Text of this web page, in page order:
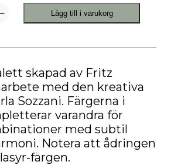
Lägg till i varukorg
skapad av Fritz
med den kreativa
Sozzani. Färgerna i
varandra för
med subtil
Notera att ådringen
färgen.